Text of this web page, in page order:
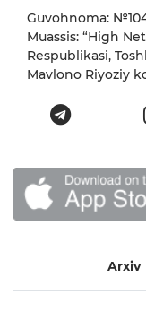
Guvohnoma:
Muassis: “High
Respublikasi,
Mavlono Riyoziy
Arxiv